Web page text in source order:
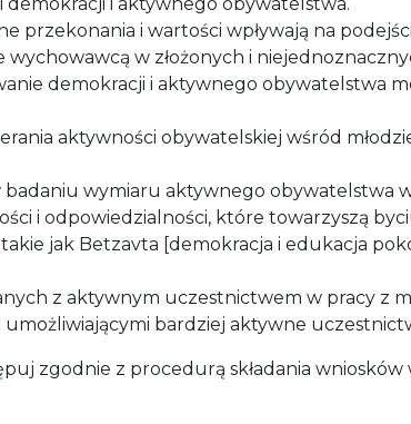
przekonania i wartości wpływają na
w złożonych i
demokracji i aktywnego obywatelstwa
aktywności obywatelskiej wśród
badaniu wymiaru aktywnego obywatelstwa
i odpowiedzialności, które towarzyszą
jak Betzavta [demokracja i edukacja
z aktywnym uczestnictwem w pracy z
umożliwiającymi bardziej aktywne
zgodnie z procedurą składania wniosków